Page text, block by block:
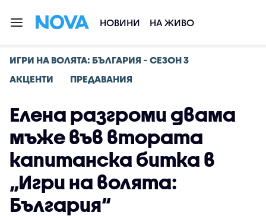
НОВИНИ НА ЖИВО
ИГРИ НА ВОЛЯТА: БЪЛГАРИЯ - СЕЗОН 3
АКЦЕНТИ
ПРЕДАВАНИЯ
Елена разгроми двама
мъже във втората
капитанска битка в
„Игри на волята:
България“